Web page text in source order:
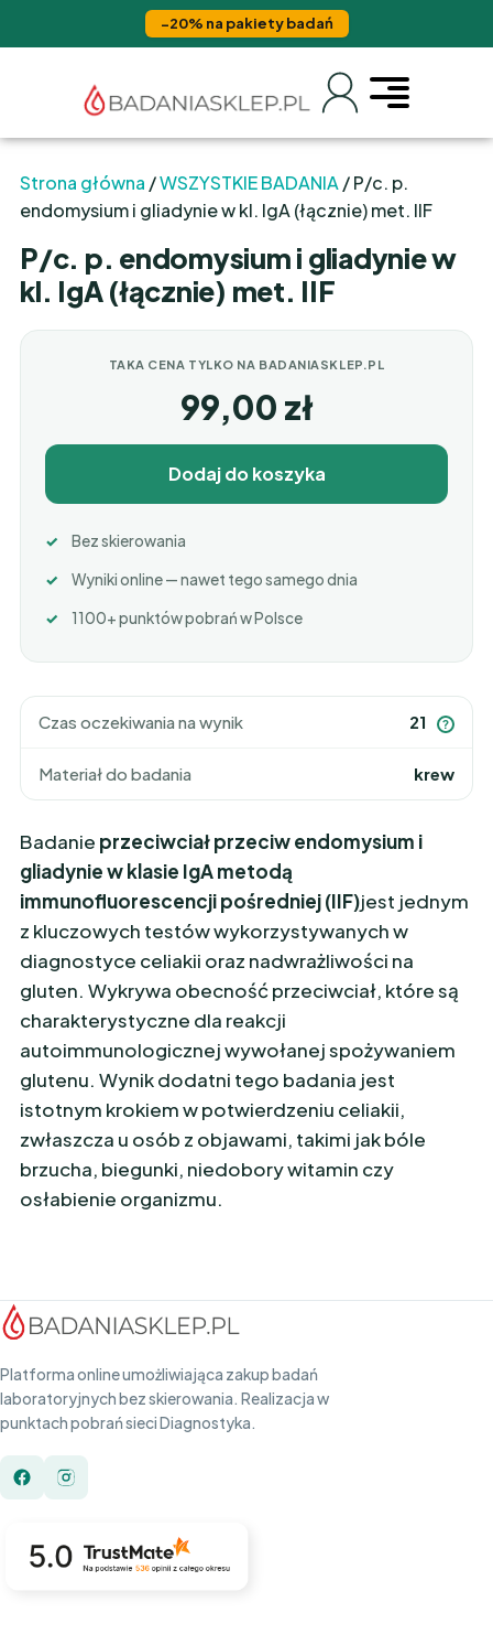
−20% na pakiety badań
Strona główna /WSZYSTKIE BADANIA / P/c. p.
endomysium i gliadynie w kl. IgA (łącznie) met. IIF
P/c. p. endomysium i gliadynie w
kl. IgA (łącznie) met. IIF
Czas oczekiwania na wynik 21 ?
Materiał do badania krew
Badanie przeciwciał przeciw endomysium i
gliadynie w klasie IgA metodą
immunofluorescencji pośredniej (IIF)jest jednym
z kluczowych testów wykorzystywanych w
diagnostyce celiakii oraz nadwrażliwości na
gluten. Wykrywa obecność przeciwciał, które są
charakterystyczne dla reakcji
autoimmunologicznej wywołanej spożywaniem
glutenu. Wynik dodatni tego badania jest
istotnym krokiem w potwierdzeniu celiakii,
zwłaszcza u osób z objawami, takimi jak bóle
brzucha, biegunki, niedobory witamin czy
osłabienie organizmu.
TAKA CENA TYLKO NA BADANIASKLEP.PL
99,00 zł
Dodaj do koszyka
Bez skierowania
Wyniki online — nawet tego samego dnia
1100+ punktów pobrań w Polsce
Platforma online umożliwiająca zakup badań
laboratoryjnych bez skierowania. Realizacja w
punktach pobrań sieci Diagnostyka.